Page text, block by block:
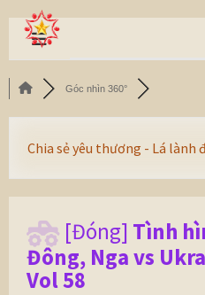
Góc nhìn 360°
Chia sẻ yêu thương - Lá lành
[Đóng] Tình
Đông, Nga vs
Vol 58